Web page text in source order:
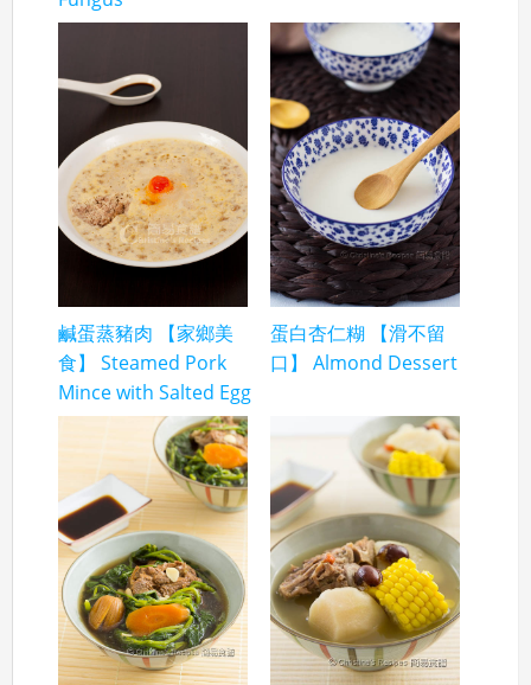
鹹蛋蒸豬肉 【家鄉美
食】 Steamed Pork
Mince with Salted Egg
蛋白杏仁糊 【滑不留
口】 Almond Dessert